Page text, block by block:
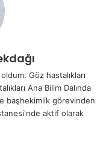
Göz hastalıkları
Ana Bilim Dalında
başhekimlik görevinden
aktif olarak